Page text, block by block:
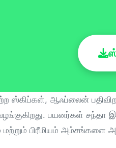
ஸ்கிப்கள், ஆஃப்லைன்
பயனர்கள்
பிரீமியம் அம்சங்களை